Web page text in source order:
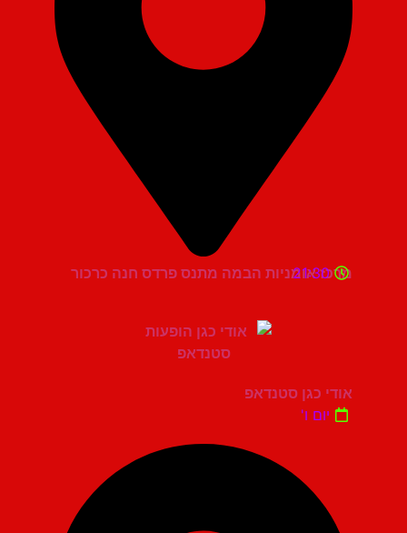
מרכז אומניות הבמה מתנס פרדס חנה כרכור
21:30
אודי כגן סטנדאפ
יום ו'